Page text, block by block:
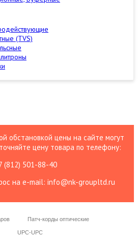
(TVS)
обстановкой цены на сайте могут
цену товара по телефону:
(812) 501-88-40
на е-mail: info@nk-groupltd.ru
Патч-корды оптические
UPC-UPC